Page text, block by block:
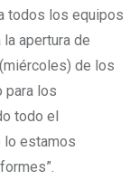
todos los equipos
apertura de
de los
para los
todo el
lo estamos